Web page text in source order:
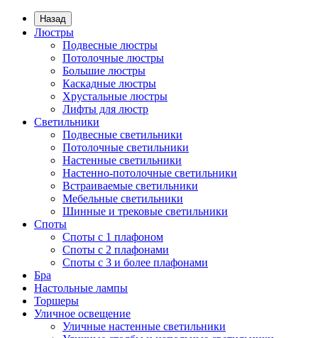
Назад
Люстры
Подвесные люстры
Потолочные люстры
Большие люстры
Каскадные люстры
Хрустальные люстры
Лифты для люстр
Светильники
Подвесные светильники
Потолочные светильники
Настенные светильники
Настенно-потолочные светильники
Встраиваемые светильники
Мебельные светильники
Шинные и трековые светильники
Споты
Споты с 1 плафоном
Споты с 2 плафонами
Споты с 3 и более плафонами
Бра
Настольные лампы
Торшеры
Уличное освещение
Уличные настенные светильники